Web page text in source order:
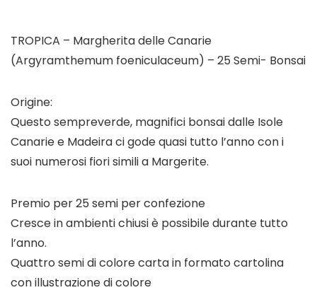
TROPICA – Margherita delle Canarie
(Argyramthemum foeniculaceum) – 25 Semi- Bonsai
Origine:
Questo sempreverde, magnifici bonsai dalle Isole
Canarie e Madeira ci gode quasi tutto l’anno con i
suoi numerosi fiori simili a Margerite.
Premio per 25 semi per confezione
Cresce in ambienti chiusi è possibile durante tutto
l’anno.
Quattro semi di colore carta in formato cartolina
con illustrazione di colore